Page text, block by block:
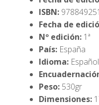
ISBN:
Fecha de
Nº edición: 1ª
País: España
Idioma:
Peso: 530gr
Dimensiones: